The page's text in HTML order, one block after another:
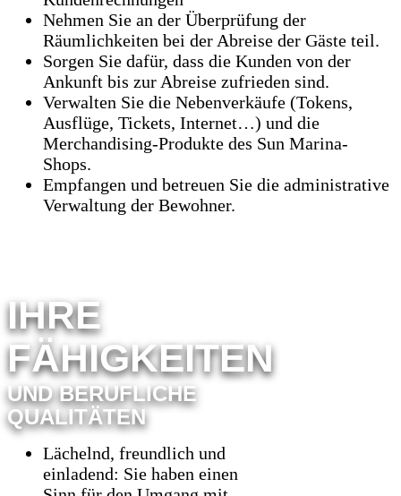
Nehmen Sie an der Überprüfung der
Räumlichkeiten bei der Abreise der Gäste teil.
Sorgen Sie dafür, dass die Kunden von der
Ankunft bis zur Abreise zufrieden sind.
Verwalten Sie die Nebenverkäufe (Tokens,
Ausflüge, Tickets, Internet…) und die
Merchandising-Produkte des Sun Marina-
Shops.
Empfangen und betreuen Sie die administrative
Verwaltung der Bewohner.
IHRE
FÄHIGKEITEN
UND BERUFLICHE
QUALITÄTEN
Lächelnd, freundlich und
einladend: Sie haben einen